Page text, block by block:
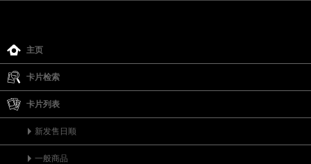
主页
卡片检索
卡片列表
新发售日顺
一般商品